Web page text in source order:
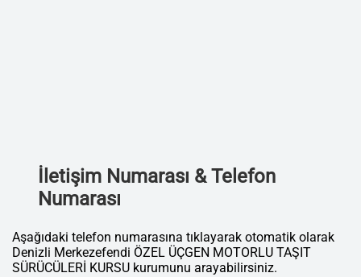
İletişim Numarası & Telefon
Numarası
Aşağıdaki telefon numarasına tıklayarak otomatik olarak
Denizli Merkezefendi ÖZEL ÜÇGEN MOTORLU TAŞIT
SÜRÜCÜLERİ KURSU kurumunu arayabilirsiniz.